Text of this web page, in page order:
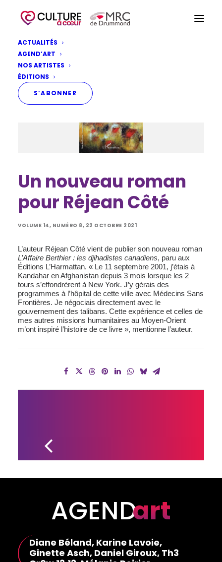
ACTUALITÉS
AGEND’ART
NOS ARTISTES
ÉDITIONS
S’ABONNER
Un nouveau roman
pour Réjean Côté
VOLUME 14, NUMÉRO 8, 22 OCTOBRE 2021
L’auteur Réjean Côté vient de publier son nouveau roman
L’Affaire Berthier : les djihadistes canadiens, paru aux
Éditions L’Harmattan. « Le 11 septembre 2001, j’étais à
Kandahar en Afghanistan depuis 3 mois lorsque les 2
tours s’effondrèrent à New York. J’y gérais des
programmes à l’hôpital de cette ville avec Médecins Sans
Frontières. Je négociais directement avec le
gouvernement des talibans. Cette expérience et celles de
mes autres missions humanitaires au Moyen-Orient
m’ont inspiré l’histoire de ce livre », mentionne l’auteur.
ET D'ARTS
AGENDart
Diane Béland, Karine Lavoie,
Ginette Asch, Daniel Giroux, Th3